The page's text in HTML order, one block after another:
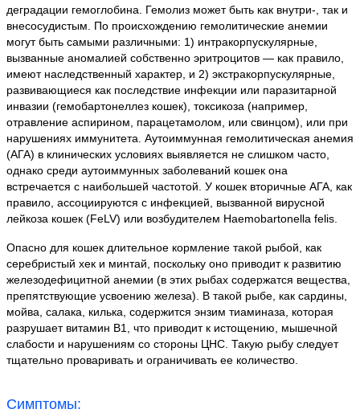
деградации гемоглобина. Гемолиз может быть как внутри-, так и
внесосудистым. По происхождению гемолитические анемии
могут быть самыми различными: 1) интракорпускулярные,
вызванные аномалией собственно эритроцитов — как правило,
имеют наследственный характер, и 2) экстракорпускулярные,
развивающиеся как последствие инфекции или паразитарной
инвазии (гемобартонеллез кошек), токсикоза (например,
отравление аспирином, парацетамолом, или свинцом), или при
нарушениях иммунитета. Аутоиммунная гемолитическая анемия
(АГА) в клинических условиях выявляется не слишком часто,
однако среди аутоиммунных заболеваний кошек она
встречается с наибольшей частотой. У кошек вторичные АГА, как
правило, ассоциируются с инфекцией, вызванной вирусной
лейкоза кошек (FeLV) или возбудителем Haemobartonella felis.
Опасно для кошек длительное кормление такой рыбой, как
серебристый хек и минтай, поскольку оно приводит к развитию
железодефицитной анемии (в этих рыбах содержатся вещества,
препятствующие усвоению железа). В такой рыбе, как сардины,
мойва, салака, килька, содержится энзим тиаминаза, которая
разрушает витамин В1, что приводит к истощению, мышечной
слабости и нарушениям со стороны ЦНС. Такую рыбу следует
тщательно проваривать и ограничивать ее количество.
Симптомы: